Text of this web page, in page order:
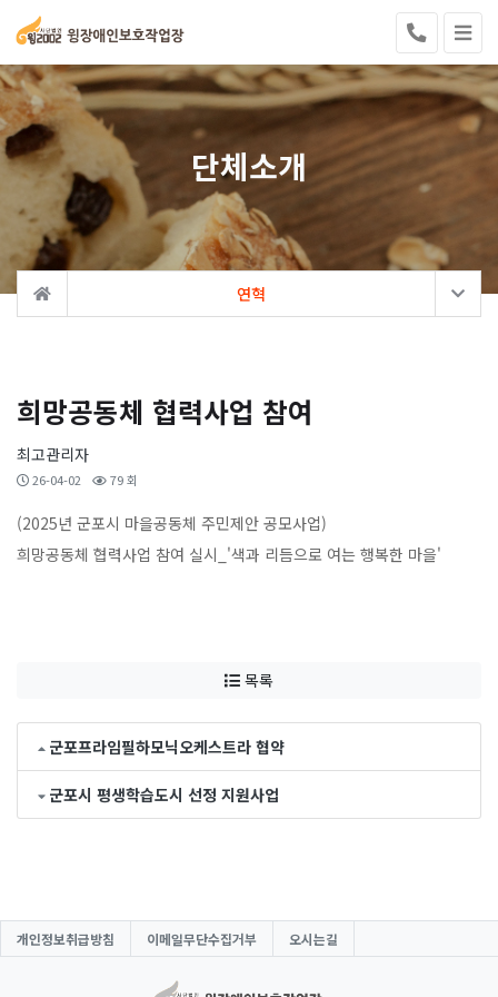
단체소개
연혁
희망공동체 협력사업 참여
최고관리자
26-04-02 79 회
(2025년 군포시 마을공동체 주민제안 공모사업)
희망공동체 협력사업 참여 실시_'색과 리듬으로 여는 행복한 마을'
목록
군포프라임필하모닉오케스트라 협약
군포시 평생학습도시 선정 지원사업
개인정보취급방침 이메일무단수집거부 오시는길